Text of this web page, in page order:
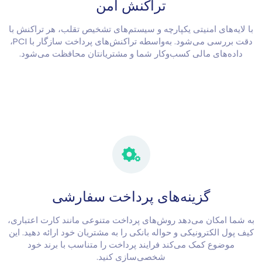
تراکنش امن
با لایه‌های امنیتی یکپارچه و سیستم‌های تشخیص تقلب، هر تراکنش با
دقت بررسی می‌شود. به‌واسطه تراکنش‌های پرداخت سازگار با PCI،
داده‌های مالی کسب‌وکار شما و مشتریانتان محافظت می‌شود.
گزینه‌های پرداخت سفارشی
به شما امکان می‌دهد روش‌های پرداخت متنوعی مانند کارت اعتباری،
کیف پول الکترونیکی و حواله بانکی را به مشتریان خود ارائه دهید. این
موضوع کمک می‌کند فرایند پرداخت را متناسب با برند خود
شخصی‌سازی کنید.